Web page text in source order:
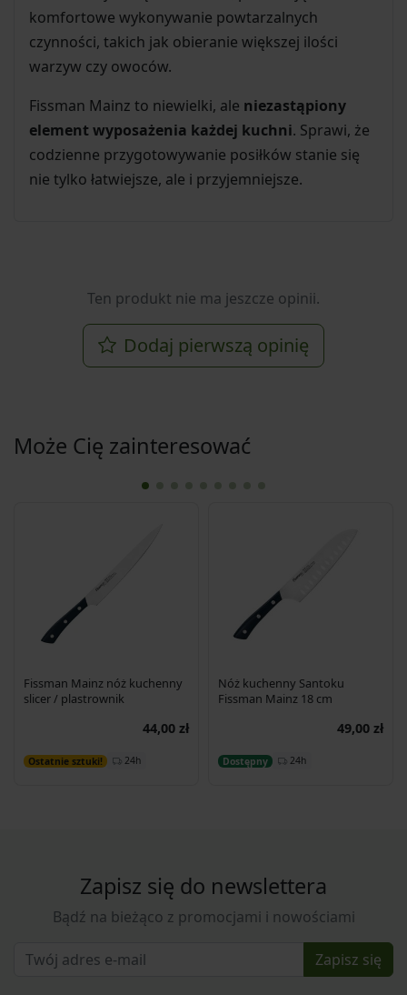
komfortowe wykonywanie powtarzalnych
czynności, takich jak obieranie większej ilości
warzyw czy owoców.
Fissman Mainz to niewielki, ale niezastąpiony
element wyposażenia każdej kuchni. Sprawi, że
codzienne przygotowywanie posiłków stanie się
nie tylko łatwiejsze, ale i przyjemniejsze.
Ten produkt nie ma jeszcze opinii.
Dodaj pierwszą opinię
Może Cię zainteresować
Fissman Mainz nóż kuchenny
slicer / plastrownik
44,00 zł
Ostatnie sztuki! 24h
Dodaj do koszyka
Nóż kuchenny Santoku
Fissman Mainz 18 cm
49,00 zł
Dostępny 24h
Dodaj do koszyka
Zapisz się do newslettera
Bądź na bieżąco z promocjami i nowościami
Zapisz się